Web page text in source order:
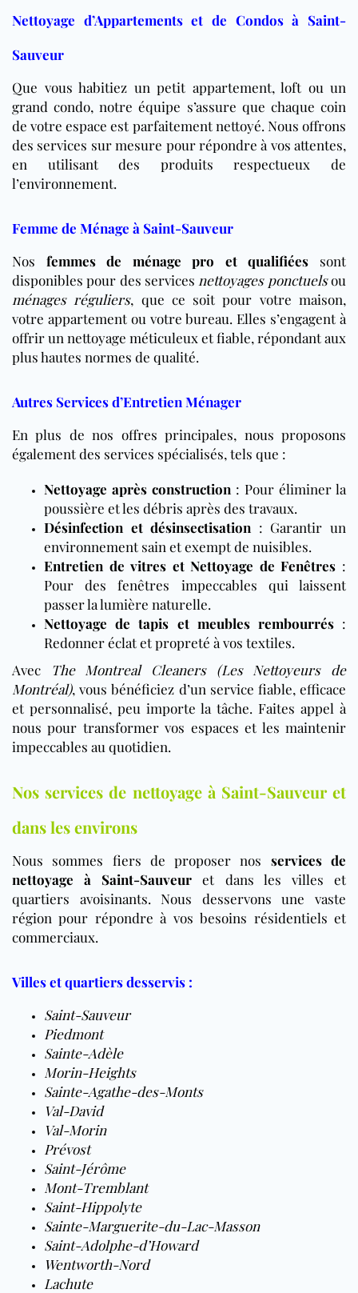
Nettoyage d’Appartements et de Condos à Saint-
Sauveur
Que vous habitiez un petit appartement, loft ou un
grand condo, notre équipe s’assure que chaque coin
de votre espace est parfaitement nettoyé. Nous offrons
des services sur mesure pour répondre à vos attentes,
en utilisant des produits respectueux de
l’environnement.
Femme de Ménage à Saint-Sauveur
Nos femmes de ménage pro et qualifiées sont
disponibles pour des services nettoyages ponctuelsou
ménages réguliers, que ce soit pour votre maison,
votre appartement ou votre bureau. Elles s’engagent à
offrir un nettoyage méticuleux et fiable, répondant aux
plus hautes normes de qualité.
Autres Services d’Entretien Ménager
En plus de nos offres principales, nous proposons
également des services spécialisés, tels que :
Nettoyage après construction : Pour éliminer la
poussière et les débris après des travaux.
Désinfection et désinsectisation : Garantir un
environnement sain et exempt de nuisibles.
Entretien de vitres et Nettoyage de Fenêtres :
Pour des fenêtres impeccables qui laissent
passer la lumière naturelle.
Nettoyage de tapis et meubles rembourrés:
Redonner éclat et propreté à vos textiles.
Avec
The Montreal Cleaners (Les Nettoyeurs de
Montréal), vous bénéficiez d’un service fiable, efficace
et personnalisé, peu importe la tâche. Faites appel à
nous pour transformer vos espaces et les maintenir
impeccables au quotidien.
Nos services de nettoyage à Saint-Sauveur et
dans les environs
Nous sommes fiers de proposer nos services de
nettoyage à Saint-Sauveur et dans les villes et
quartiers avoisinants. Nous desservons une vaste
région pour répondre à vos besoins résidentiels et
commerciaux.
Villes et quartiers desservis :
Saint-Sauveur
Piedmont
Sainte-Adèle
Morin-Heights
Sainte-Agathe-des-Monts
Val-David
Val-Morin
Prévost
Saint-Jérôme
Mont-Tremblant
Saint-Hippolyte
Sainte-Marguerite-du-Lac-Masson
Saint-Adolphe-d’Howard
Wentworth-Nord
Lachute